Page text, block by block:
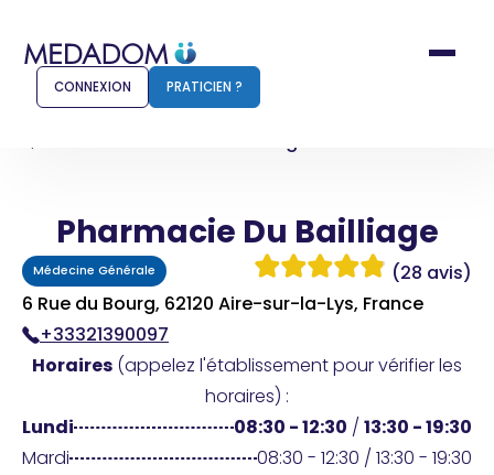
Comment ça marche ?
Pour les patients
Pharmacien
Connexion
CONNEXION PRATICIEN ?
Pharmacie Du Bailliage
Pharmacie Du Bailliage
Médecine Générale
(28 avis)
6 Rue du Bourg, 62120 Aire-sur-la-Lys, France
+33321390097
Horaires (appelez l'établissement pour vérifier les
horaires) :
Lundi
08:30 - 12:30 / 13:30 - 19:30
Mardi
08:30 - 12:30 / 13:30 - 19:30